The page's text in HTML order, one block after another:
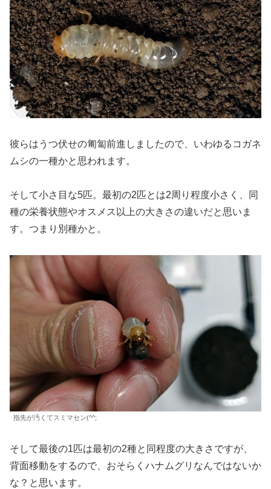
彼らはうつ伏せの匍匐前進しましたので、いわゆるコガネ
ムシの一種かと思われます。
そして小さ目な5匹。最初の2匹とは2周り程度小さく、同
種の栄養状態やオスメス以上の大きさの違いだと思いま
す。つまり別種かと。
指先が汚くてスミマセン(^^;
そして最後の1匹は最初の2種と同程度の大きさですが、
背面移動をするので、おそらくハナムグリなんではないか
な？と思います。